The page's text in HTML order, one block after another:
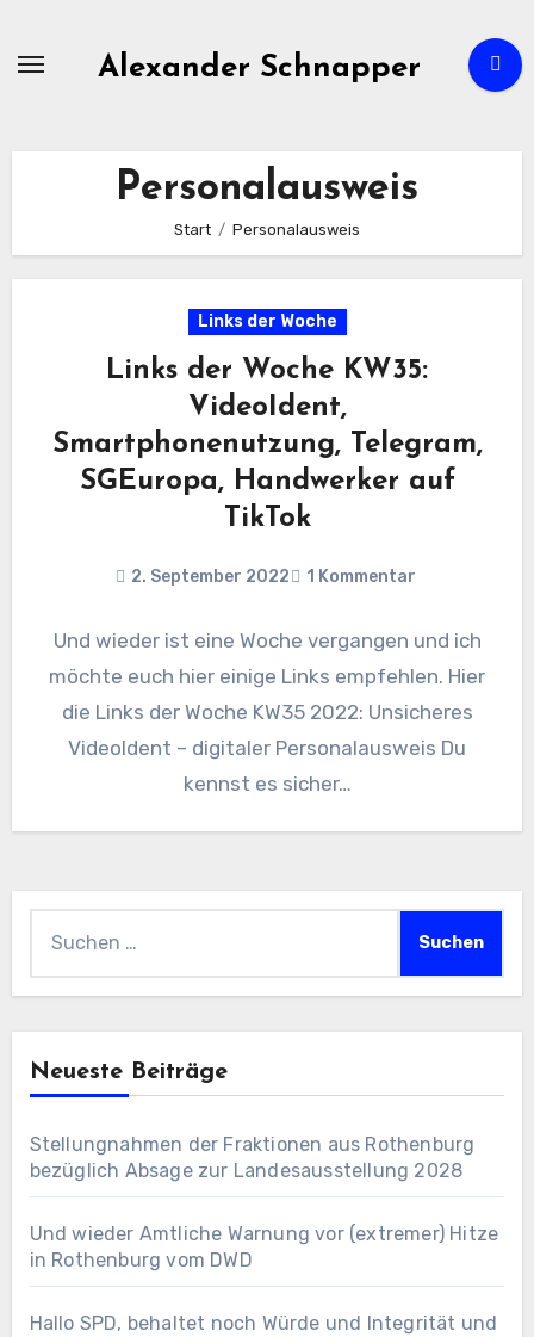
Alexander Schnapper
Personalausweis
Start Personalausweis
Links der Woche
Links der Woche KW35:
VideoIdent,
Smartphonenutzung, Telegram,
SGEuropa, Handwerker auf
TikTok
2. September 2022 1 Kommentar
Und wieder ist eine Woche vergangen und ich
möchte euch hier einige Links empfehlen. Hier
die Links der Woche KW35 2022: Unsicheres
VideoIdent – digitaler Personalausweis Du
kennst es sicher…
Neueste Beiträge
Stellungnahmen der Fraktionen aus Rothenburg
bezüglich Absage zur Landesausstellung 2028
Und wieder Amtliche Warnung vor (extremer) Hitze
in Rothenburg vom DWD
Hallo SPD, behaltet noch Würde und Integrität und